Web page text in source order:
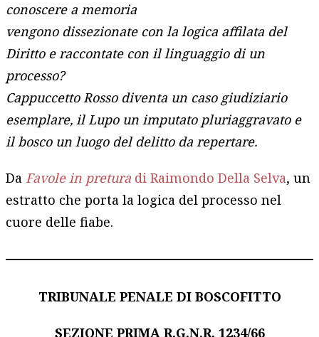
conoscere a memoria
vengono dissezionate con la logica affilata del
Diritto e raccontate con il linguaggio di un
processo?
Cappuccetto Rosso diventa un caso giudiziario
esemplare, il Lupo un imputato pluriaggravato e
il bosco un luogo del delitto da repertare.
DaFavole in pretura di Raimondo Della Selva, un
estratto che porta la logica del processo nel
cuore delle fiabe.
TRIBUNALE PENALE DI BOSCOFITTO
SEZIONE PRIMA R.G.N.R. 1234/66